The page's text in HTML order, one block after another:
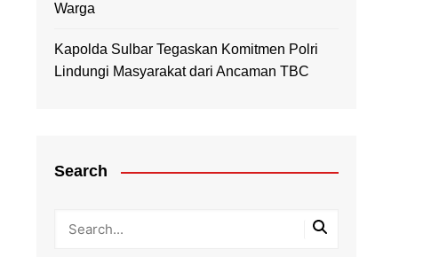
Warga
Kapolda Sulbar Tegaskan Komitmen Polri
Lindungi Masyarakat dari Ancaman TBC
Search